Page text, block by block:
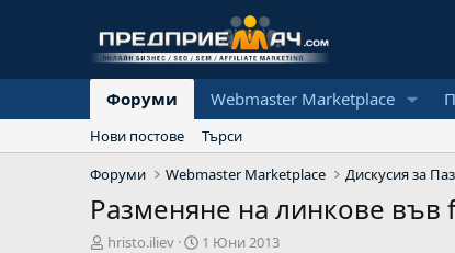
Форуми Webmaster Marketplace
Нови постове
Търси
Форуми
Webmaster Marketplace Дискусия за
Разменяне на линкове във
А
hristo.iliev
Н1 Юни 2013